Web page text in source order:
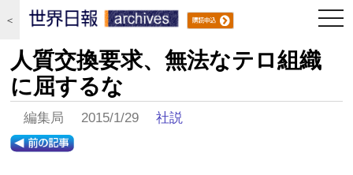
＜
人質交換要求、無法なテロ組織
に屈するな
編集局 2015/1/29社説